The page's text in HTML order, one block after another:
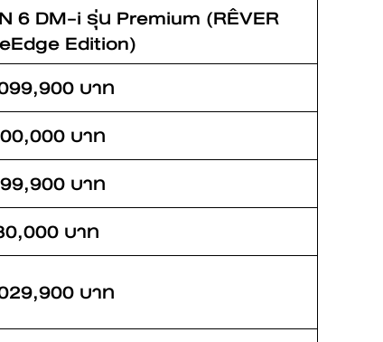
Request an offer
6 DM-i รุ่น Premium (RÊVER
Edition)
บาท
บาท
บาท
บาท
บาท